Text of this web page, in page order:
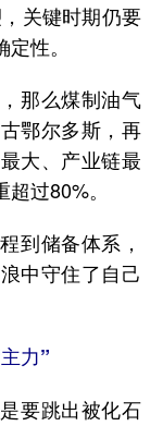
关键时期仍要
性。
那么煤制油气
鄂尔多斯，再
大、产业链最
过80%。
储备体系，
中守住了自己
力”
要跳出被化石